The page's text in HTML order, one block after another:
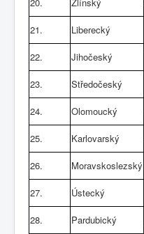
21.
Liberecký
22.
Jihočeský
23.
Středočeský
24.
Olomoucký
25.
Karlovarský
26.
Moravskoslezský
27.
Ústecký
28.
Pardubický